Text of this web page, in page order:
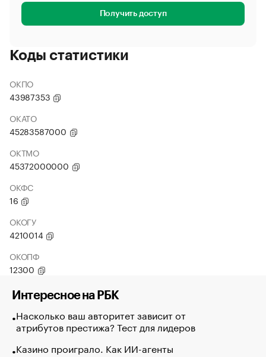
Получить доступ
Коды статистики
ОКПО
43987353
ОКАТО
45283587000
ОКТМО
45372000000
ОКФС
16
ОКОГУ
4210014
ОКОПФ
12300
Интересное на РБК
Насколько ваш авторитет зависит от
атрибутов престижа? Тест для лидеров
Казино проиграло. Как ИИ-агенты